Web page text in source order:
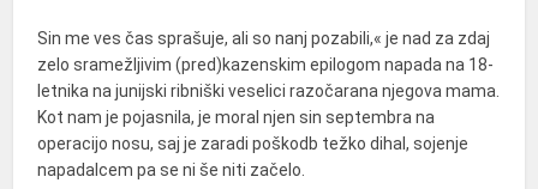
Sin me ves čas sprašuje, ali so nanj pozabili,« je nad za zdaj
zelo sramežljivim (pred)kazenskim epilogom napada na 18-
letnika na junijski ribniški veselici razočarana njegova mama.
Kot nam je pojasnila, je moral njen sin septembra na
operacijo nosu, saj je zaradi poškodb težko dihal, sojenje
napadalcem pa se ni še niti začelo.